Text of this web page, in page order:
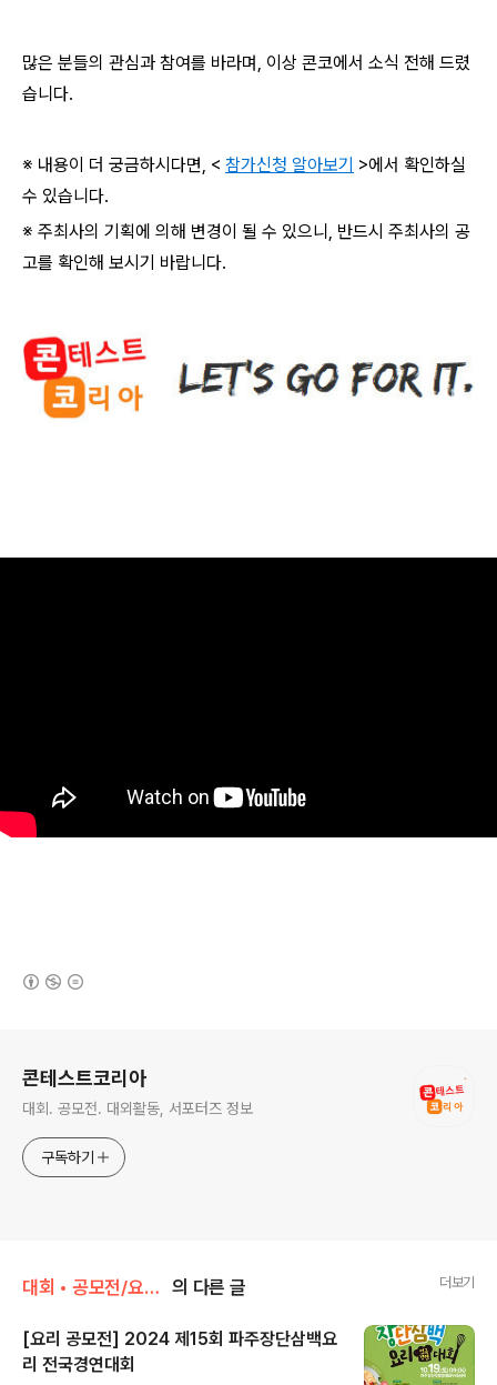
많은 분들의 관심과 참여를 바라며, 이상 콘코에서 소식 전해 드렸
습니다.
※ 내용이 더 궁금하시다면, < 참가신청 알아보기 >에서 확인하실
수 있습니다.
※ 주최사의 기획에 의해 변경이 될 수 있으니, 반드시 주최사의 공
고를 확인해 보시기 바랍니다.
콘테스트코리아
대회. 공모전. 대외활동, 서포터즈 정보
구독하기
대회 • 공모전/요리 • 음식 • 식품 의 다른 글 더보기
[요리 공모전] 2024 제15회 파주장단삼백요
리 전국경연대회